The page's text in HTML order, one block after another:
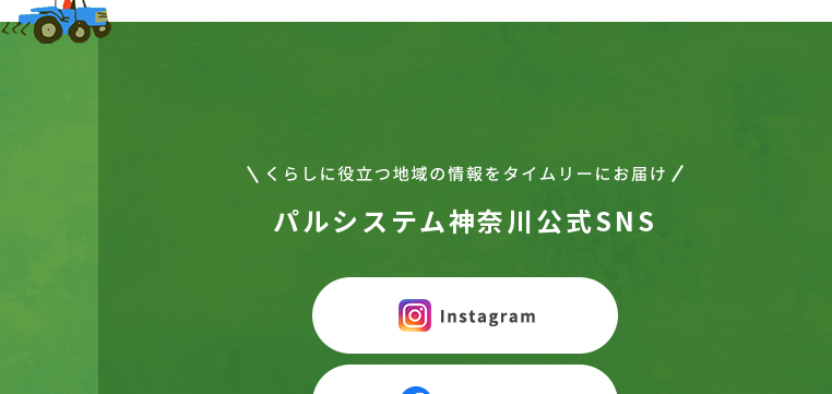
パルシステム神奈川公式SNS